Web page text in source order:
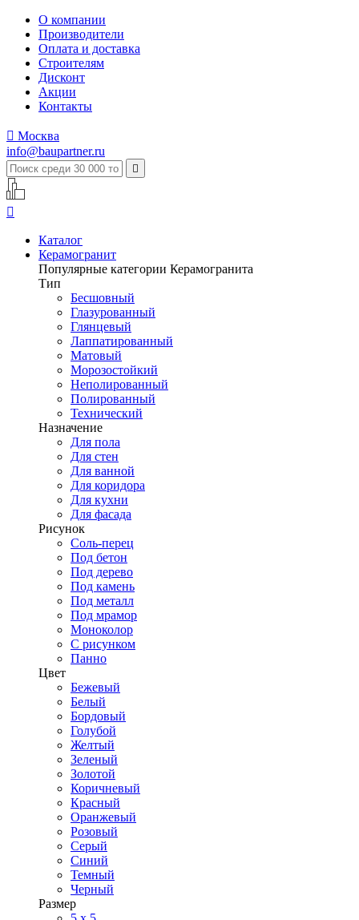
О компании
Производители
Оплата и доставка
Строителям
Дисконт
Акции
Контакты
 Москва
info@baupartner.ru


Каталог
Керамогранит
Популярные категории Керамогранита
Тип
Бесшовный
Глазурованный
Глянцевый
Лаппатированный
Матовый
Морозостойкий
Неполированный
Полированный
Технический
Назначение
Для пола
Для стен
Для ванной
Для коридора
Для кухни
Для фасада
Рисунок
Соль-перец
Под бетон
Под дерево
Под камень
Под металл
Под мрамор
Моноколор
С рисунком
Панно
Цвет
Бежевый
Белый
Бордовый
Голубой
Желтый
Зеленый
Золотой
Коричневый
Красный
Оранжевый
Розовый
Серый
Синий
Темный
Черный
Размер